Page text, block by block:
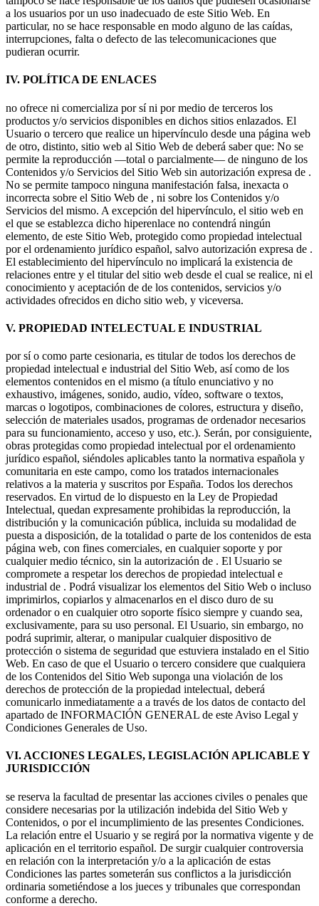
a los usuarios por un uso inadecuado de este Sitio Web. En
particular, no se hace responsable en modo alguno de las caídas,
interrupciones, falta o defecto de las telecomunicaciones que
pudieran ocurrir.
IV. POLÍTICA DE ENLACES
no ofrece ni comercializa por sí ni por medio de terceros los
productos y/o servicios disponibles en dichos sitios enlazados. El
Usuario o tercero que realice un hipervínculo desde una página web
de otro, distinto, sitio web al Sitio Web de deberá saber que: No se
permite la reproducción —total o parcialmente— de ninguno de los
Contenidos y/o Servicios del Sitio Web sin autorización expresa de .
No se permite tampoco ninguna manifestación falsa, inexacta o
incorrecta sobre el Sitio Web de , ni sobre los Contenidos y/o
Servicios del mismo. A excepción del hipervínculo, el sitio web en
el que se establezca dicho hiperenlace no contendrá ningún
elemento, de este Sitio Web, protegido como propiedad intelectual
por el ordenamiento jurídico español, salvo autorización expresa de .
El establecimiento del hipervínculo no implicará la existencia de
relaciones entre y el titular del sitio web desde el cual se realice, ni el
conocimiento y aceptación de de los contenidos, servicios y/o
actividades ofrecidos en dicho sitio web, y viceversa.
V. PROPIEDAD INTELECTUAL E INDUSTRIAL
por sí o como parte cesionaria, es titular de todos los derechos de
propiedad intelectual e industrial del Sitio Web, así como de los
elementos contenidos en el mismo (a título enunciativo y no
exhaustivo, imágenes, sonido, audio, vídeo, software o textos,
marcas o logotipos, combinaciones de colores, estructura y diseño,
selección de materiales usados, programas de ordenador necesarios
para su funcionamiento, acceso y uso, etc.). Serán, por consiguiente,
obras protegidas como propiedad intelectual por el ordenamiento
jurídico español, siéndoles aplicables tanto la normativa española y
comunitaria en este campo, como los tratados internacionales
relativos a la materia y suscritos por España. Todos los derechos
reservados. En virtud de lo dispuesto en la Ley de Propiedad
Intelectual, quedan expresamente prohibidas la reproducción, la
distribución y la comunicación pública, incluida su modalidad de
puesta a disposición, de la totalidad o parte de los contenidos de esta
página web, con fines comerciales, en cualquier soporte y por
cualquier medio técnico, sin la autorización de . El Usuario se
compromete a respetar los derechos de propiedad intelectual e
industrial de . Podrá visualizar los elementos del Sitio Web o incluso
imprimirlos, copiarlos y almacenarlos en el disco duro de su
ordenador o en cualquier otro soporte físico siempre y cuando sea,
exclusivamente, para su uso personal. El Usuario, sin embargo, no
podrá suprimir, alterar, o manipular cualquier dispositivo de
protección o sistema de seguridad que estuviera instalado en el Sitio
Web. En caso de que el Usuario o tercero considere que cualquiera
de los Contenidos del Sitio Web suponga una violación de los
derechos de protección de la propiedad intelectual, deberá
comunicarlo inmediatamente a a través de los datos de contacto del
apartado de INFORMACIÓN GENERAL de este Aviso Legal y
Condiciones Generales de Uso.
VI. ACCIONES LEGALES, LEGISLACIÓN APLICABLE Y
JURISDICCIÓN
se reserva la facultad de presentar las acciones civiles o penales que
considere necesarias por la utilización indebida del Sitio Web y
Contenidos, o por el incumplimiento de las presentes Condiciones.
La relación entre el Usuario y se regirá por la normativa vigente y de
aplicación en el territorio español. De surgir cualquier controversia
en relación con la interpretación y/o a la aplicación de estas
Condiciones las partes someterán sus conflictos a la jurisdicción
ordinaria sometiéndose a los jueces y tribunales que correspondan
conforme a derecho.